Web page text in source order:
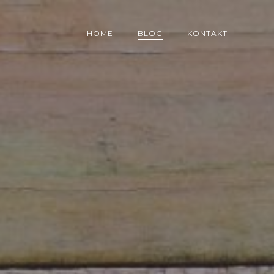
HOME BLOG KONTAKT